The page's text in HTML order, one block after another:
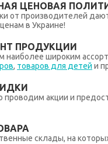
ЦЕНОВАЯ
от производителей
в Украине!
ПРОДУКЦИИ
наиболее широким
, товаров для детей и
акции и
склады, на